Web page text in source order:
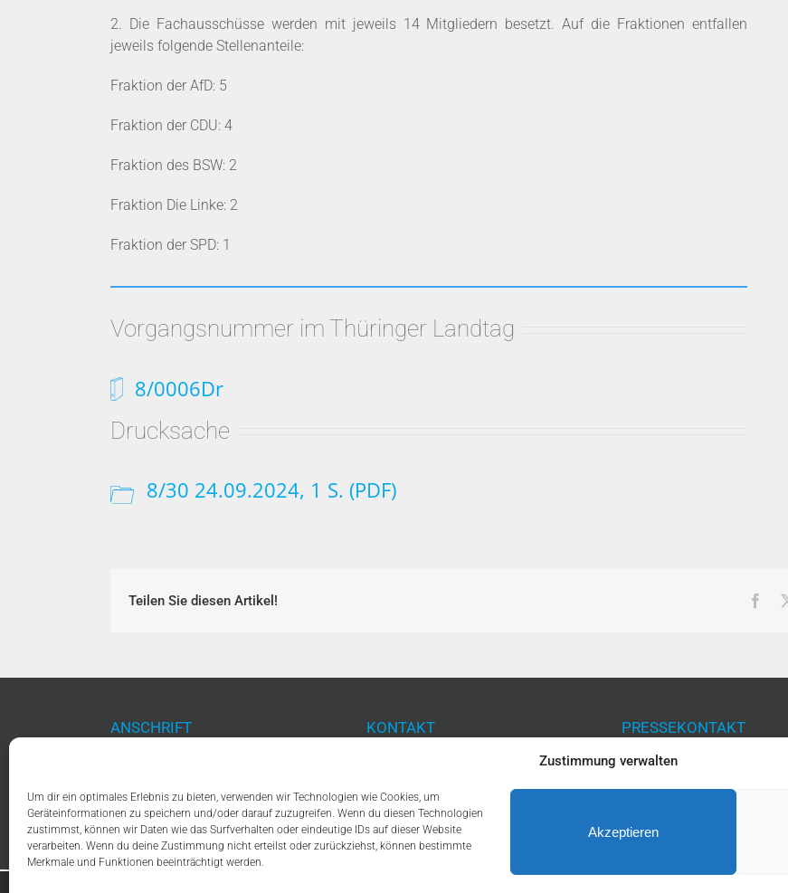
Zustimmung verwalten
Um dir ein optimales Erlebnis zu bieten, verwenden wir Technologien wie Cookies, um
Geräteinformationen zu speichern und/oder darauf zuzugreifen. Wenn du diesen Technologien
zustimmst, können wir Daten wie das Surfverhalten oder eindeutige IDs auf dieser Website
verarbeiten. Wenn du deine Zustimmung nicht erteilst oder zurückziehst, können bestimmte
Merkmale und Funktionen beeinträchtigt werden.
Akzeptieren
2. Die Fachausschüsse werden mit jeweils 14 Mitgliedern besetzt. Auf die Fraktionen entfallen
jeweils folgende Stellenanteile:
Fraktion der AfD: 5
Fraktion der CDU: 4
Fraktion des BSW: 2
Fraktion Die Linke: 2
Fraktion der SPD: 1
Vorgangsnummer im Thüringer Landtag
8/0006Dr
Drucksache
8/30 24.09.2024, 1 S. (PDF)
Teilen Sie diesen Artikel!
ANSCHRIFT
99096 Erfurt
KONTAKT
Telefon: +49 (0) 361 377 2469
Fax: +49 (0) 361 377 2453
Email:info@afd-thl.de
PRESSEKONTAKT
Telefon: +49 (0) 361 377
Email:presse@afd-thl.de